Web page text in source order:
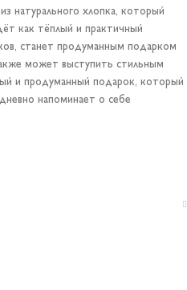
натурального хлопка, который
как тёплый и практичный
станет продуманным подарком
может выступить стильным
и продуманный подарок, который
напоминает о себе